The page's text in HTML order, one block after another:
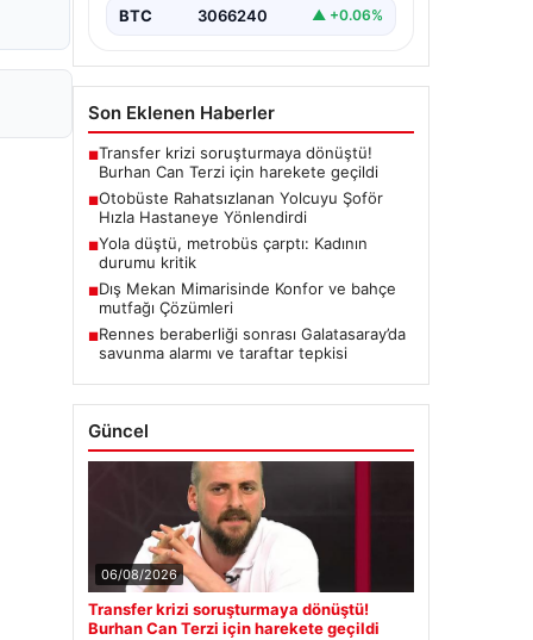
BTC 3066240 ▲ +0.06%
Son Eklenen Haberler
■Transfer krizi soruşturmaya dönüştü!
Burhan Can Terzi için harekete geçildi
■Otobüste Rahatsızlanan Yolcuyu Şoför
Hızla Hastaneye Yönlendirdi
■Yola düştü, metrobüs çarptı: Kadının
durumu kritik
■Dış Mekan Mimarisinde Konfor ve bahçe
mutfağı Çözümleri
■Rennes beraberliği sonrası Galatasaray’da
savunma alarmı ve taraftar tepkisi
Güncel
06/08/2026
Transfer krizi soruşturmaya dönüştü!
Burhan Can Terzi için harekete geçildi